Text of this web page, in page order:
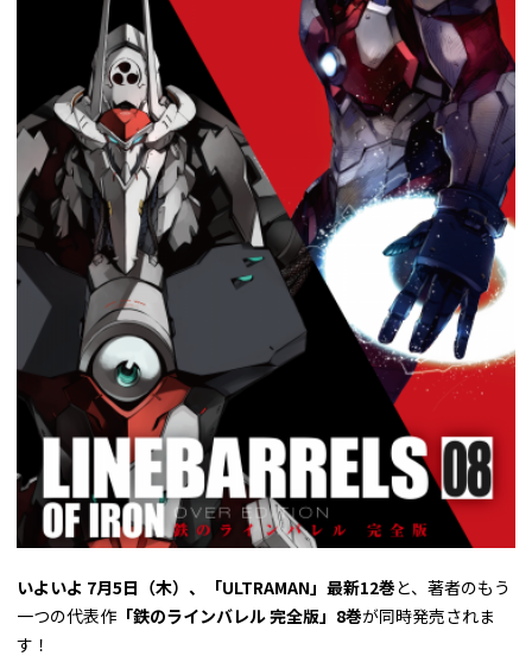
いよいよ 7月5日（木）、「ULTRAMAN」最新12巻と、著者のもう
一つの代表作 「鉄のラインバレル 完全版」8巻が同時発売されま
す！